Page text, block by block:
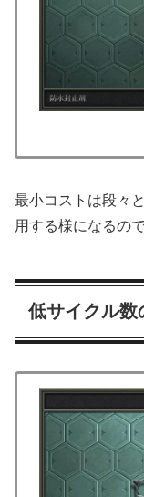
最小コストは段々
用する様になるの
低サイクル数